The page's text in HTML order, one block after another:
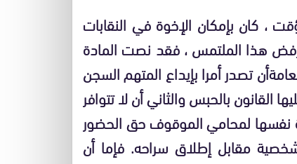
، كان بإمكان الإخوة في النقابات
رفض هذا الملتمس ،فقد نصت المادة
أن تصدر أمرا بإيداع المتهم السجن
القانون بالحبس والثاني أن لا تتوافر
نفسها لمحامي الموقوف حق الحضور
مقابل إطلاق سراحه. فإما أن